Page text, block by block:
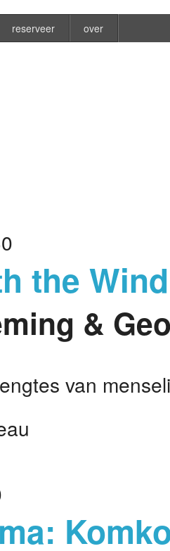
reserveer over
the
&
van